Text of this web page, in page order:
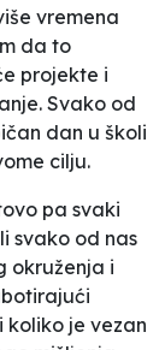
vremena
da to
projekte i
Svako od
dan u školi
cilju.
pa svaki
svako od nas
okruženja i
je vezan